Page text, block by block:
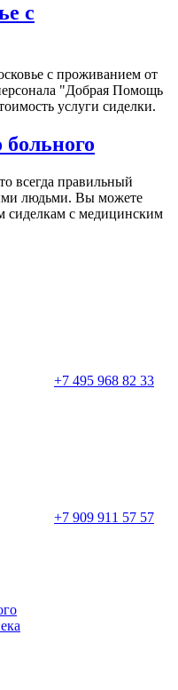
с
с проживанием от
"Добрая Помощь
услуги сиделки.
всегда правильный
людьми. Вы можете
сиделкам с медицинским
+7 495 968 82 33
+7 909 911 57 57